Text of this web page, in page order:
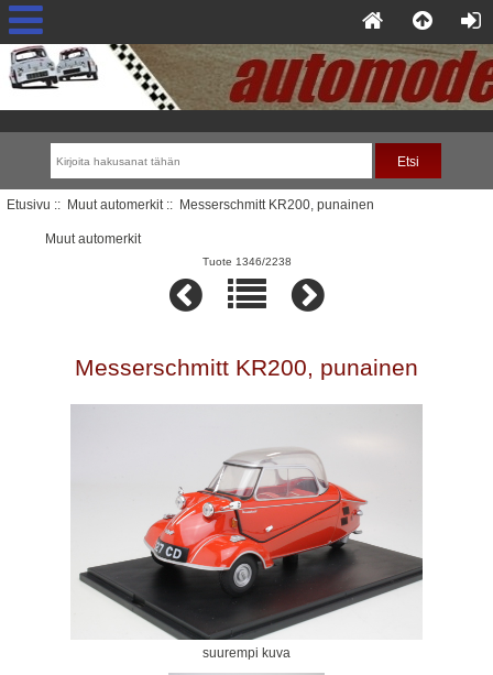
Etusivu :: Muut automerkit:: Messerschmitt KR200, punainen
Muut automerkit
Tuote 1346/2238
Messerschmitt KR200, punainen
suurempi kuva